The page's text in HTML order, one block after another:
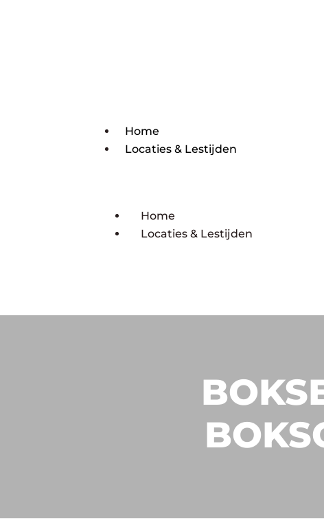
Home
Locaties & Lestijden
Home
Locaties & Lestijden